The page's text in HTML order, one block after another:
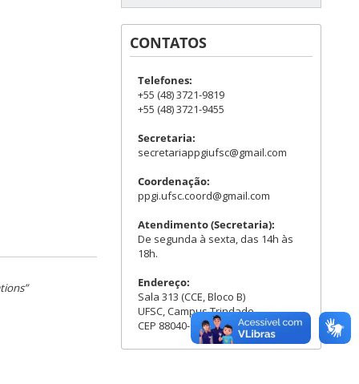
CONTATOS
Telefones:
+55 (48) 3721-9819
+55 (48) 3721-9455
Secretaria:
secretariappgiufsc@gmail.com
Coordenação:
ppgi.ufsc.coord@gmail.com
Atendimento (Secretaria):
De segunda à sexta, das 14h às
18h.
Endereço:
Sala 313 (CCE, Bloco B)
UFSC, Campus Trindade
CEP 88040-900 - Florianópolis, SC.